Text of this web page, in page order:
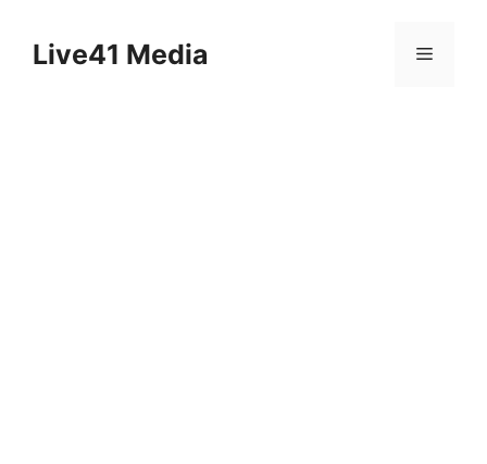
contentLive41 Media Menu